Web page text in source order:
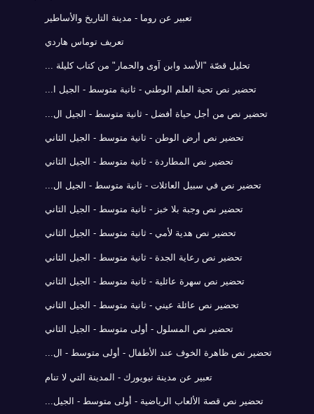
تعبير عن روما - مدينة التاريخ والأساطير
تعريف توماس هاردي
تحليل قصّة "الأسد وابن آوى والحمار" من كتاب كليلة ...
تحضير نص تحية العلم الوطني - ثانية متوسط - الجيل ا...
تحضير نص من أجل حياة أفضل - ثانية متوسط - الجيل ال...
تحضير نص أرض الوطن - ثانية متوسط - الجيل الثاني
تحضير نص المطاردة - ثانية متوسط - الجيل الثاني
تحضير نص في سبيل العائلات - ثانية متوسط - الجيل ال...
تحضير نص وجبة بلا خبز - ثانية متوسط - الجيل الثاني
تحضير نص هدية لأمي - ثانية متوسط - الجيل الثاني
تحضير نص رعاية الجدة - ثانية متوسط - الجيل الثاني
تحضير نص سهرة عائلية - ثانية متوسط - الجيل الثاني
تحضير نص عائلة عيني - ثانية متوسط - الجيل الثاني
تحضير نص المسلول - أولى متوسط - الجيل الثاني
تحضير نص ظاهرة الخوف عند الأطفال - أولى متوسط - ال...
تعبير عن مدينة نيويورك - المدينة التي لا تنام
تحضير نص قصة الألعاب الرياضية - أولى متوسط - الجيل...